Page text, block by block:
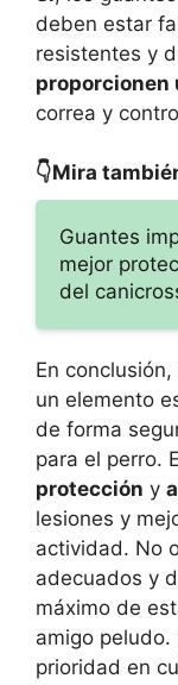
deben estar
resistentes y
proporcionen
correa y
👇Mira
Guantes
mejor
del
En conclusión,
un elemento
de forma
para el perro.
protección y
lesiones y
actividad. No
adecuados y
máximo de
amigo peludo.
prioridad en